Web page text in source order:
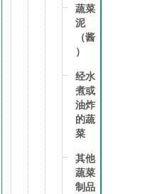
蔬菜
泥
（酱
）
经水
煮或
油炸
的蔬
菜
其他
蔬菜
制品